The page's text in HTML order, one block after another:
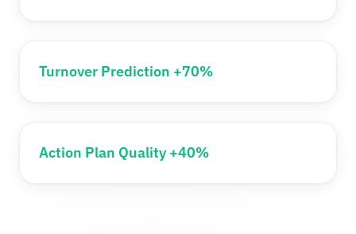
Turnover Prediction +70%
Action Plan Quality +40%